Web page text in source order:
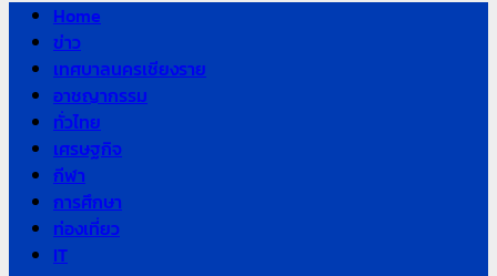
Primary
Menu
Home
ข่าว
เทศบาลนครเชียงราย
อาชญากรรม
ทั่วไทย
เศรษฐกิจ
กีฬา
การศึกษา
ท่องเที่ยว
IT